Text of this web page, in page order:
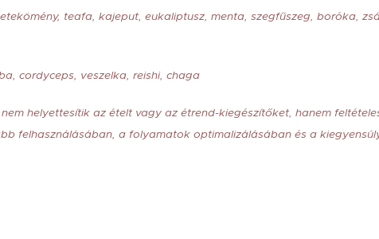
teafa, kajeput, eukaliptusz, menta, szegfűszeg, boróka,
cordyceps, veszelka, reishi, chaga
nem helyettesítik az ételt vagy az étrend-kiegészítőket, hanem
felhasználásában, a folyamatok optimalizálásában és a